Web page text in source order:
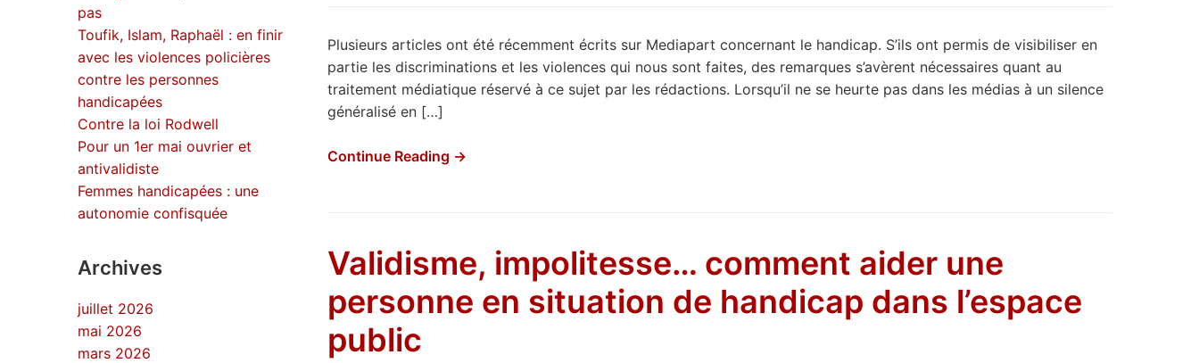
pas
Toufik, Islam, Raphaël : en finir
avec les violences policières
contre les personnes
handicapées
Contre la loi Rodwell
Pour un 1er mai ouvrier et
antivalidiste
Femmes handicapées : une
autonomie confisquée
Archives
juillet 2026
mai 2026
mars 2026
Plusieurs articles ont été récemment écrits sur Mediapart concernant le handicap. S’ils ont permis de visibiliser en
partie les discriminations et les violences qui nous sont faites, des remarques s’avèrent nécessaires quant au
traitement médiatique réservé à ce sujet par les rédactions. Lorsqu’il ne se heurte pas dans les médias à un silence
généralisé en […]
Continue Reading →
Validisme, impolitesse… comment aider une
personne en situation de handicap dans l’espace
public